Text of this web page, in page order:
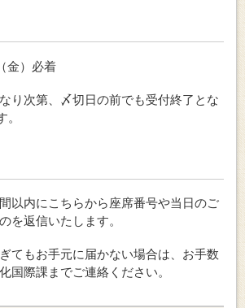
金）必着
り次第、〆切日の前でも受付終了とな
以内にこちらから座席番号や当日のご
を返信いたします。
てもお手元に届かない場合は、お手数
国際課までご連絡ください。